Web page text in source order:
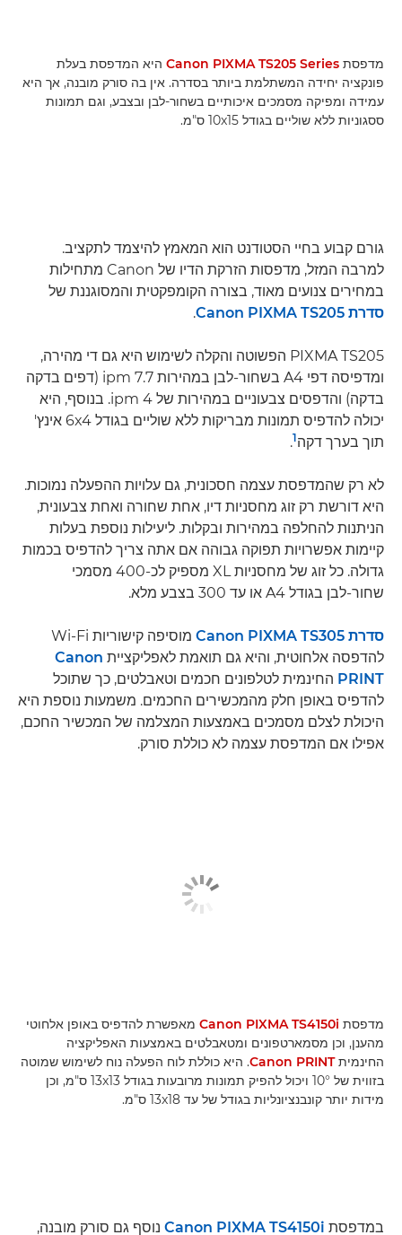
מדפסת Canon PIXMA TS205 Series היא המדפסת בעלת
פונקציה יחידה המשתלמת ביותר בסדרה. אין בה סורק מובנה, אך היא
עמידה ומפיקה מסמכים איכותיים בשחור-לבן ובצבע, וגם תמונות
ססגוניות ללא שוליים בגודל 10x15 ס"מ.
גורם קבוע בחיי הסטודנט הוא המאמץ להיצמד לתקציב.
למרבה המזל, מדפסות הזרקת הדיו של Canon מתחילות
במחירים צנועים מאוד, בצורה הקומפקטית והמסוגננת של
סדרת Canon PIXMA TS205
.
PIXMA TS205 הפשוטה והקלה לשימוש היא גם די מהירה,
ומדפיסה דפי A4 בשחור-לבן במהירות 7.7 ipm (דפים בדקה
בדקה) והדפסים צבעוניים במהירות של 4 ipm. בנוסף, היא
יכולה להדפיס תמונות מבריקות ללא שוליים בגודל 6x4 אינץ'
תוך בערך דקה1
.
לא רק שהמדפסת עצמה חסכונית, גם עלויות ההפעלה נמוכות.
היא דורשת רק זוג מחסניות דיו, אחת שחורה ואחת צבעונית,
הניתנות להחלפה במהירות ובקלות. ליעילות נוספת בעלות
קיימות אפשרויות תפוקה גבוהה אם אתה צריך להדפיס בכמות
גדולה. כל זוג של מחסניות XL מספיק לכ-400 מסמכי
שחור-לבן בגודל A4 או עד 300 בצבע מלא.
סדרת Canon PIXMA TS305
מוסיפה קישוריות Wi-Fi
להדפסה אלחוטית, והיא גם תואמת לאפליקציית Canon
PRINT החינמית לטלפונים חכמים וטאבלטים, כך שתוכל
להדפיס באופן חלק מהמכשירים החכמים. משמעות נוספת היא
היכולת לצלם מסמכים באמצעות המצלמה של המכשיר החכם,
אפילו אם המדפסת עצמה לא כוללת סורק.
מדפסת Canon PIXMA TS4150i מאפשרת להדפיס באופן אלחוטי
מהענן, וכן מסמארטפונים ומטאבלטים באמצעות האפליקציה
החינמיתCanon PRINT. היא כוללת לוח הפעלה נוח לשימוש שמוטה
בזווית של 10° ויכול להפיק תמונות מרובעות בגודל 13x13 ס"מ, וכן
מידות יותר קונבנציונליות בגודל של עד 13x18 ס"מ.
במדפסת Canon PIXMA TS4150i נוסף גם סורק מובנה,